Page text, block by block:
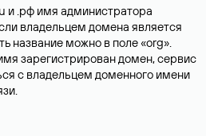
и .рф имя администратора
владельцем домена является
название можно в поле «org».
зарегистрирован домен, сервис
с владельцем доменного имени